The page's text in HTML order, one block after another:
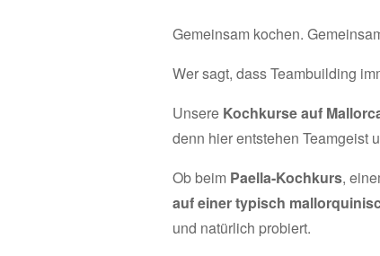
Gemeinsam kochen.
Wer sagt, dass Teambuilding
Unsere Kochkurse auf
denn hier entstehen Teamgeist
Ob beim Paella-Kochkurs,
auf einer typisch
und natürlich probiert.